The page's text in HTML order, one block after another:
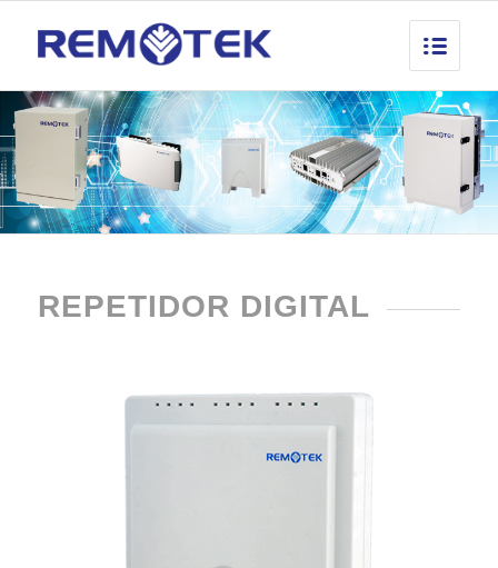
REPETIDOR DIGITAL